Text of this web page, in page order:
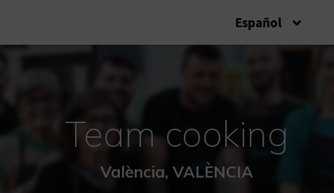
Español
Team cooking
València, VALÈNCIA